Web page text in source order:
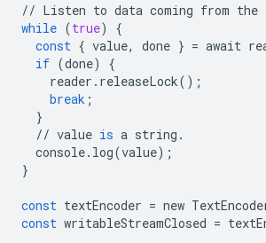
// Listen to data coming from the
while (true)
{
const { value, done } = await
if (done)
{
reader . releaseLock();
break ;
}
// value is a string .
console. log(value);
}
const textEncoder = new
const writableStreamClosed =